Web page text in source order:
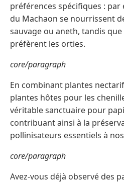
préférences spécifiques : par
du Machaon se nourrissent
sauvage ou aneth, tandis
préfèrent les orties.
core/paragraph
En combinant plantes
plantes hôtes pour les
véritable sanctuaire pour
contribuant ainsi à la
pollinisateurs essentiels à
core/paragraph
Avez-vous déjà observé des